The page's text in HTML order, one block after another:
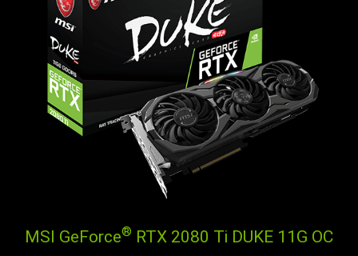
MSI GeForce® RTX 2080 Ti DUKE 11G OC